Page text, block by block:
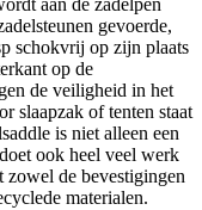
aan de zadelpen
gevoerde,
schokvrij op zijn plaats
op de
de veiligheid in het
slaapzak of tenten staat
is niet alleen een
ook heel veel werk
zowel de bevestigingen
materialen.